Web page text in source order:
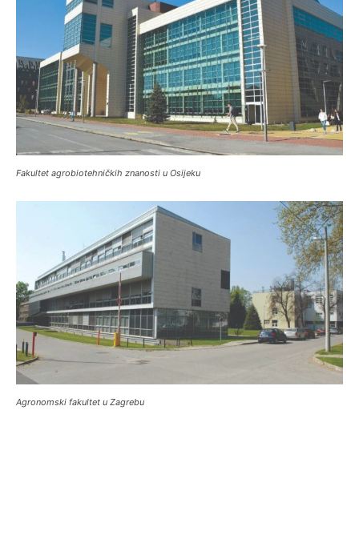
Fakultet agrobiotehničkih znanosti u Osijeku
Agronomski fakultet u Zagrebu